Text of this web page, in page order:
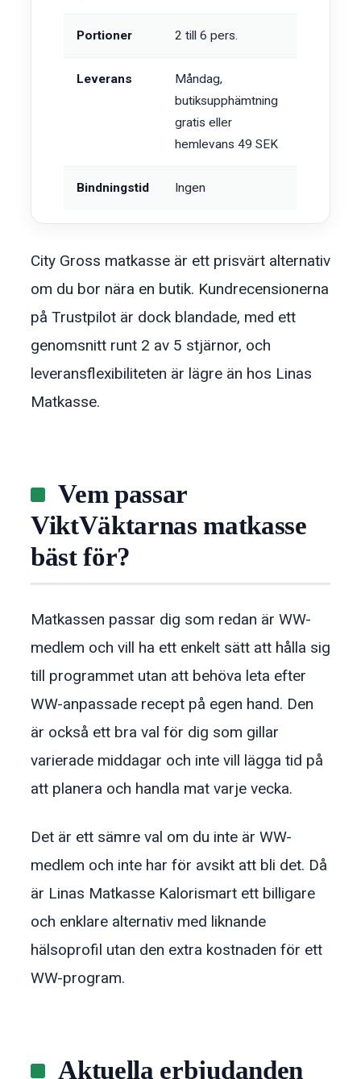
Portioner 2 till 6 pers.
Leverans
Måndag,
butiksupphämtning
gratis eller
hemlevans 49 SEK
Bindningstid Ingen
City Gross matkasse är ett prisvärt alternativ
om du bor nära en butik. Kundrecensionerna
på Trustpilot är dock blandade, med ett
genomsnitt runt 2 av 5 stjärnor, och
leveransflexibiliteten är lägre än hos Linas
Matkasse.
Vem passar
ViktVäktarnas matkasse
bäst för?
Matkassen passar dig som redan är WW-
medlem och vill ha ett enkelt sätt att hålla sig
till programmet utan att behöva leta efter
WW-anpassade recept på egen hand. Den
är också ett bra val för dig som gillar
varierade middagar och inte vill lägga tid på
att planera och handla mat varje vecka.
Det är ett sämre val om du inte är WW-
medlem och inte har för avsikt att bli det. Då
är Linas Matkasse Kalorismart ett billigare
och enklare alternativ med liknande
hälsoprofil utan den extra kostnaden för ett
WW-program.
Aktuella erbjudanden